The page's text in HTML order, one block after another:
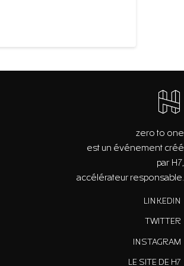
zero to one
est un événement créé
par H7,
accélérateur responsable.
LINKEDIN
TWITTER
INSTAGRAM
LE SITE DE H7